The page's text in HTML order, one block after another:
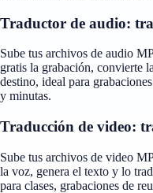
Traductor de audio:
Sube tus archivos de audio
gratis la grabación, convierte
destino, ideal para
y minutas.
Traducción de video:
Sube tus archivos de video
la voz, genera el texto y lo
para clases, grabaciones de